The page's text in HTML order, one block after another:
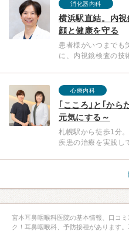
消化器内科
横浜駅直結。内
顔と健康を守る
患者様がいつまでも
に、内視鏡検査の技
心療内科
｢こころ｣と｢か
元気にする～
札幌駅から徒歩1分
疾患の治療を実践し
宮本耳鼻咽喉科医院の基本情報、口コ
ク！耳鼻咽喉科、予防接種があります